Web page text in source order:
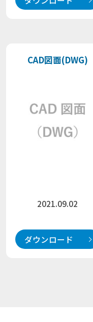
CAD図面(DWG)
2021.09.02
ダウンロード